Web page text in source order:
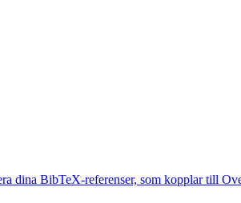
dina BibTeX-referenser, som kopplar till